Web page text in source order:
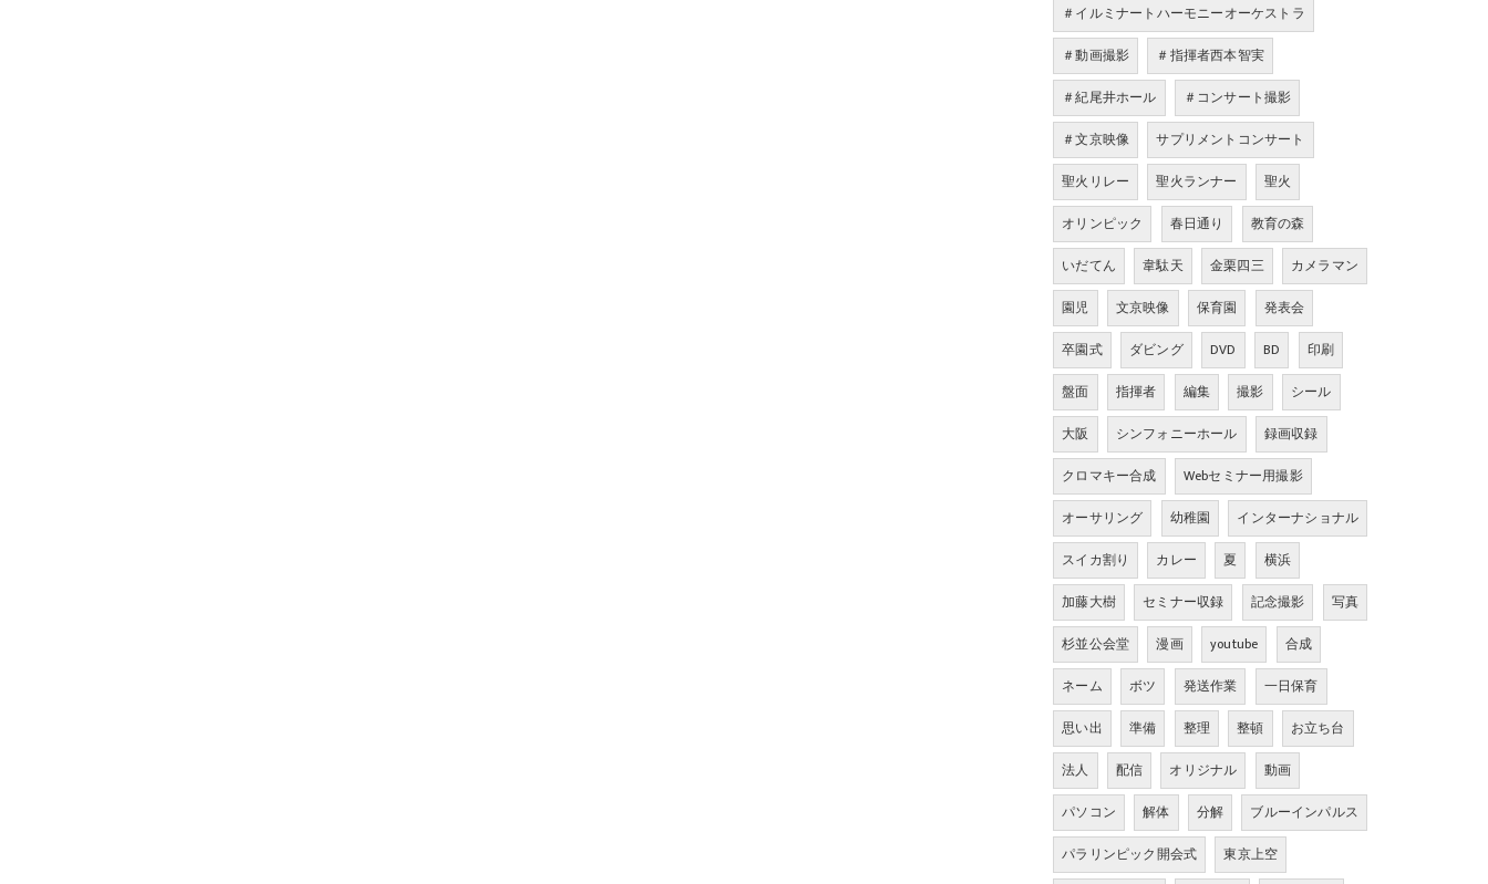
＃イルミナートハーモニーオーケストラ
＃動画撮影
＃指揮者西本智実
＃紀尾井ホール
＃コンサート撮影
＃文京映像
サプリメントコンサート
聖火リレー
聖火ランナー
聖火
オリンピック
春日通り
教育の森
いだてん
韋駄天 金栗四三
カメラマン
園児
文京映像 保育園
発表会
卒園式
ダビング DVD BD
印刷
盤面
指揮者 編集 撮影
シール
大阪
シンフォニーホール
録画収録
クロマキー合成
Webセミナー用撮影
オーサリング
幼稚園
インターナショナル
スイカ割り
カレー 夏
横浜
加藤大樹
セミナー収録 記念撮影
写真
杉並公会堂
漫画 youtube
合成
ネーム
ボツ 発送作業
一日保育
思い出
準備 整理 整頓
お立ち台
法人
配信 オリジナル
動画
パソコン
解体 分解
ブルーインパルス
パラリンピック開会式
東京上空